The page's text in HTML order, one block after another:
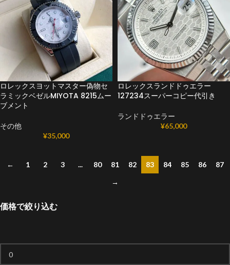
価格で絞り込む
ロレックスヨットマスター偽物セ
ラミックベゼルMIYOTA 8215ムー
ブメント
その他
¥35,000
ロレックスランドドゥエラー
127234スーパーコピー代引き
ランドドゥエラー
¥65,000
← 1 2 3 ... 80 81 82 83 84 85 86
87
→